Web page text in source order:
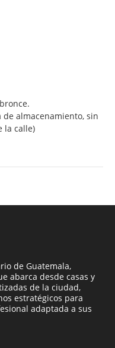
almacenamiento, sin
la calle)
de Guatemala,
abarca desde casas y
de la ciudad,
estratégicos para
adaptada a sus